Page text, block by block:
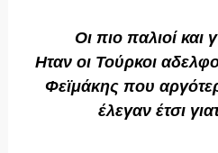
Οι πιο παλιοί
Ηταν οι Τούρκοι
Φεϊμάκης που
έλεγαν έτσι